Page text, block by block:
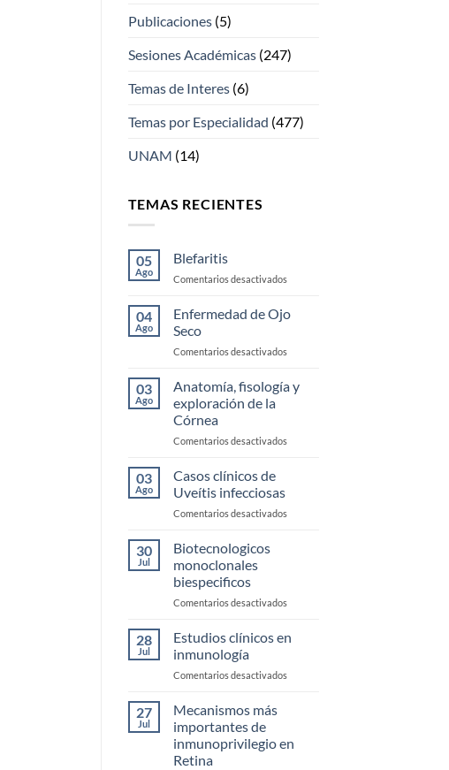
Publicaciones(5)
Sesiones Académicas(247)
Temas de Interes(6)
Temas por Especialidad (477)
UNAM (14)
TEMAS RECIENTES
05
Ago
Blefaritis
Comentarios desactivadosen
04
Ago
Enfermedad de Ojo
Seco
Comentarios desactivadosen
Ojo
03
Ago
Anatomía, fisología y
exploración de la
Córnea
Comentarios desactivadosen
de
03
Ago
Casos clínicos de
Uveítis infecciosas
Comentarios desactivadosen
30
Jul
Biotecnologicos
monoclonales
biespecificos
Comentarios desactivadosen
28
Jul
Estudios clínicos en
inmunología
Comentarios desactivadosen
27
Jul
Mecanismos más
importantes de
inmunoprivilegio en
Retina